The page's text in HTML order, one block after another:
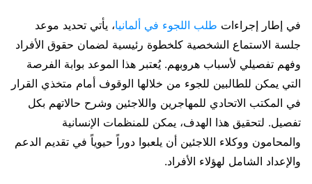
في إطار إجراءات طلب اللجوء في ألمانيا، يأتي تحديد موعد
جلسة الاستماع الشخصية كلخطوة رئيسية لضمان حقوق الأفراد
وفهم تفصيلي لأسباب هروبهم. يُعتبر هذا الموعد بوابة الفرصة
التي يمكن للطالبين للجوء من خلالها الوقوف أمام متخذي القرار
في المكتب الاتحادي للمهاجرين واللاجئين وشرح حالاتهم بكل
تفصيل. لتحقيق هذا الهدف، يمكن للمنظمات الإنسانية
والمحامون ووكلاء اللاجئين أن يلعبوا دوراً حيوياً في تقديم الدعم
والإعداد الشامل لهؤلاء الأفراد.